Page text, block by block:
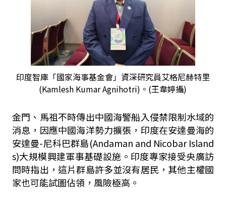
印度智庫「國家海事基金會」資深研究員艾格尼赫特里
(Kamlesh Kumar Agnihotri)。(王韋婷攝)
金門、馬祖不時傳出中國海警船入侵禁限制水域的
消息，因應中國海洋勢力擴張，印度在安達曼海的
安達曼-尼科巴群島(Andaman and Nicobar Island
s)大規模興建軍事基礎設施。印度專家接受央廣訪
問時指出，這片群島許多並沒有居民，其他主權國
家也可能試圖佔領，風險極高。